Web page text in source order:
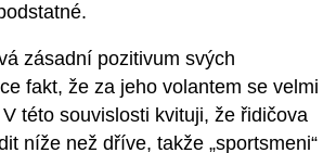
zásadní pozitivum svých
fakt, že za jeho volantem se velmi
této souvislosti kvituji, že řidičova
níže než dříve, takže „sportsmeni“